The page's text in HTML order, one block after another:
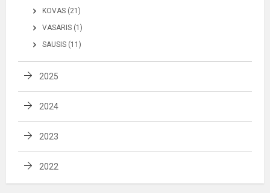
KOVAS (21)
VASARIS (1)
SAUSIS (11)
2025
2024
2023
2022